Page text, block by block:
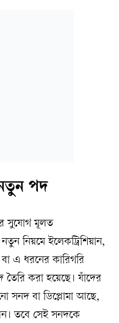
নতুন পদ
সুযোগ মূলত
নিয়মে ইলেকট্রিশিয়ান,
বা এ ধরনের কারিগরি
করা হয়েছে। যাঁদের
সনদ বা ডিপ্লোমা আছে,
তবে সেই সনদকে